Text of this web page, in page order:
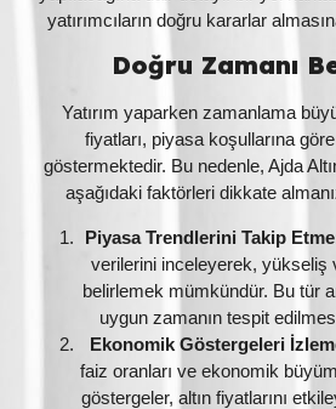
yatırımcıların doğru kararlar
Doğru Zamanı
Yatırım yaparken zamanlama
fiyatları, piyasa koşullarına
göstermektedir. Bu nedenle, Ajda
aşağıdaki faktörleri dikkate
Piyasa Trendlerini Takip Etme
verilerini inceleyerek, yükseliş
belirlemek mümkündür. Bu tür
uygun zamanın tespit
Ekonomik Göstergeleri
faiz oranları ve ekonomik
göstergeler, altın fiyatlarını